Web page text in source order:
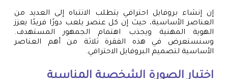
إن إنشاء بروفايل احترافي يتطلب الانتباه إلى العديد من
العناصر الأساسية، حيث إن كل عنصر يلعب دورًا فريدًا يعزز
الهوية المهنية ويجذب اهتمام الجمهور المستهدف.
وسنستعرض في هذه الفقرة ثلاثة من أهم العناصر
الأساسية لتصميم البروفايل الاحترافي.
اختيار الصورة الشخصية المناسبة